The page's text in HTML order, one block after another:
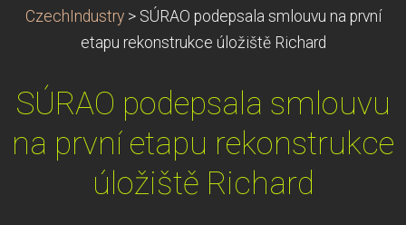
CzechIndustry > SÚRAO podepsala smlouvu na první
etapu rekonstrukce úložiště Richard
SÚRAO podepsala smlouvu
na první etapu rekonstrukce
úložiště Richard